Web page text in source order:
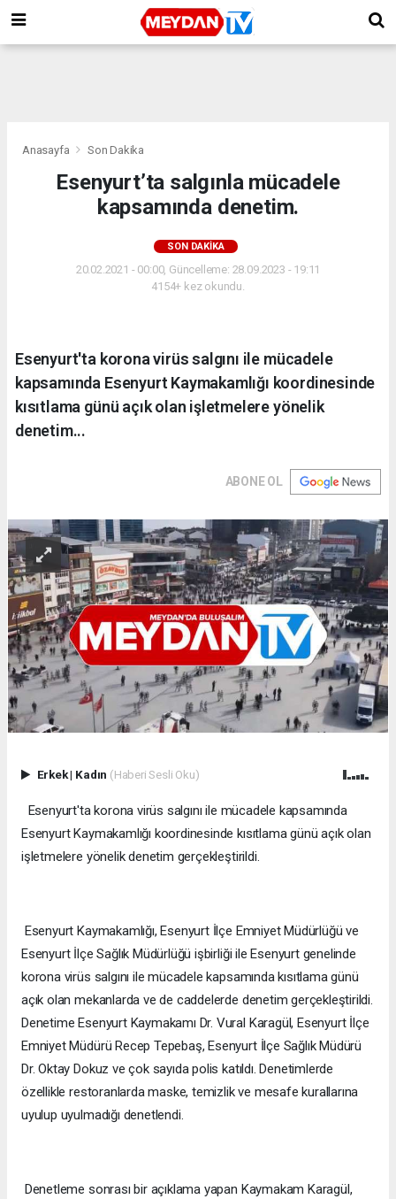
Anasayfa Son Dakika
Esenyurt’ta salgınla mücadele
kapsamında denetim.
SON DAKIKA
20.02.2021 - 00:00, Güncelleme: 28.09.2023 - 19:11
4154+ kez okundu.
Esenyurt'ta korona virüs salgını ile mücadele
kapsamında Esenyurt Kaymakamlığı koordinesinde
kısıtlama günü açık olan işletmelere yönelik
denetim...
ABONE OL
Erkek| Kadın (Haberi Sesli Oku)
Esenyurt'ta korona virüs salgını ile mücadele kapsamında
Esenyurt Kaymakamlığı koordinesinde kısıtlama günü açık olan
işletmelere yönelik denetim gerçekleştirildi.
Esenyurt Kaymakamlığı, Esenyurt İlçe Emniyet Müdürlüğü ve
Esenyurt İlçe Sağlık Müdürlüğü işbirliği ile Esenyurt genelinde
korona virüs salgını ile mücadele kapsamında kısıtlama günü
açık olan mekanlarda ve de caddelerde denetim gerçekleştirildi.
Denetime Esenyurt Kaymakamı Dr. Vural Karagül, Esenyurt İlçe
Emniyet Müdürü Recep Tepebaş, Esenyurt İlçe Sağlık Müdürü
Dr. Oktay Dokuz ve çok sayıda polis katıldı. Denetimlerde
özellikle restoranlarda maske, temizlik ve mesafe kurallarına
uyulup uyulmadığı denetlendi.
Denetleme sonrası bir açıklama yapan Kaymakam Karagül,